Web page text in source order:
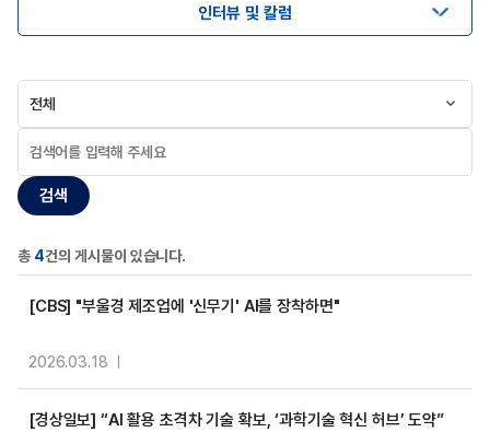
인터뷰 및 칼럼
전체
검색
총 4건의 게시물이 있습니다.
[CBS] "부울경 제조업에 '신무기' AI를 장착하면"
2026.03.18
[경상일보] “AI 활용 초격차 기술 확보, ‘과학기술 혁신 허브’ 도약”